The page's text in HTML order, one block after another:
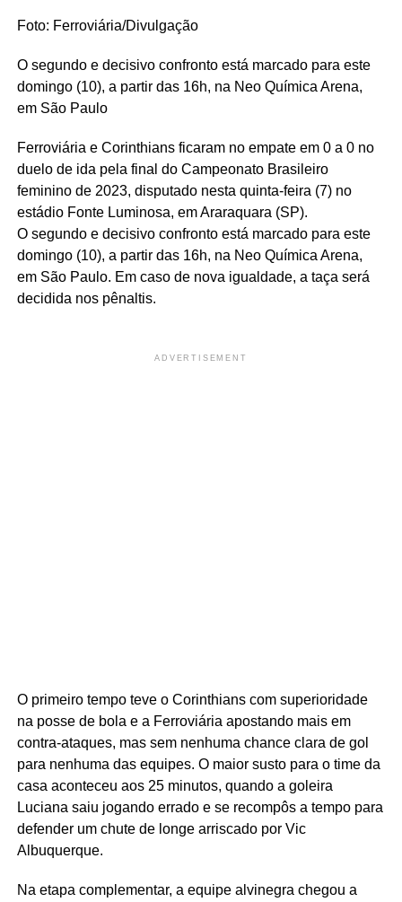
Foto: Ferroviária/Divulgação
O segundo e decisivo confronto está marcado para este
domingo (10), a partir das 16h, na Neo Química Arena,
em São Paulo
Ferroviária e Corinthians ficaram no empate em 0 a 0 no
duelo de ida pela final do Campeonato Brasileiro
feminino de 2023, disputado nesta quinta-feira (7) no
estádio Fonte Luminosa, em Araraquara (SP).
O segundo e decisivo confronto está marcado para este
domingo (10), a partir das 16h, na Neo Química Arena,
em São Paulo. Em caso de nova igualdade, a taça será
decidida nos pênaltis.
ADVERTISEMENT
O primeiro tempo teve o Corinthians com superioridade
na posse de bola e a Ferroviária apostando mais em
contra-ataques, mas sem nenhuma chance clara de gol
para nenhuma das equipes. O maior susto para o time da
casa aconteceu aos 25 minutos, quando a goleira
Luciana saiu jogando errado e se recompôs a tempo para
defender um chute de longe arriscado por Vic
Albuquerque.
Na etapa complementar, a equipe alvinegra chegou a